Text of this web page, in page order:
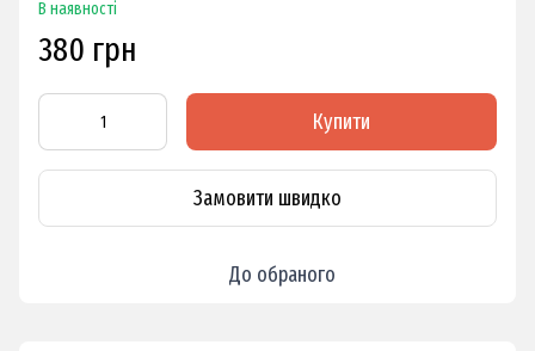
В наявності
380 грн
Купити
Замовити швидко
До обраного